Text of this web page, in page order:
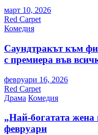
март 10, 2026
Red Carpet
Комедия
Саундтракът към
с премиера във
февруари 16, 2026
Red Carpet
Драма Комедия
„Най-богатата жена
февруари